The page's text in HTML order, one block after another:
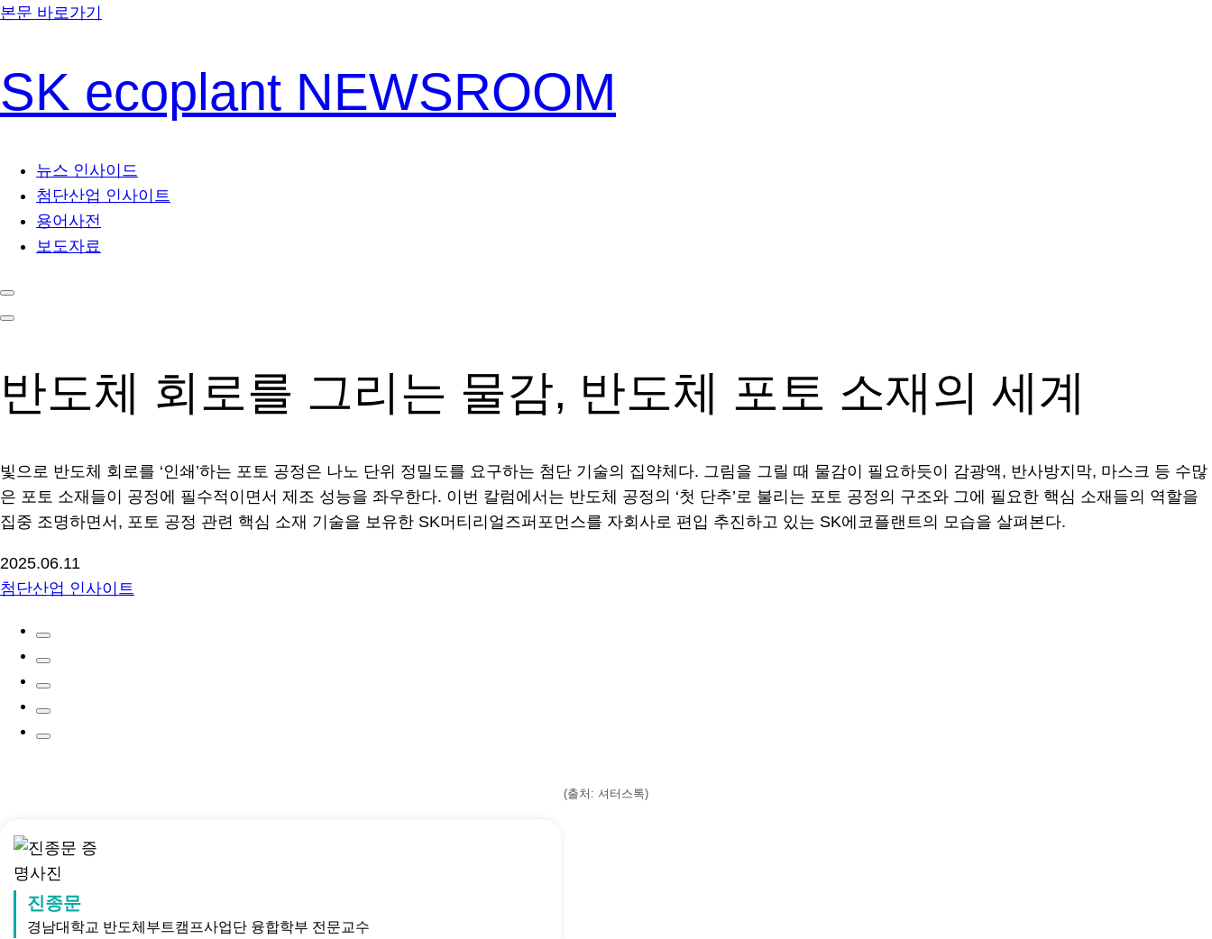
본문 바로가기
SK ecoplant NEWSROOM
뉴스 인사이드
첨단산업 인사이트
용어사전
보도자료
반도체 회로를 그리는 물감, 반도체 포토 소재의 세계
빛으로 반도체 회로를 ‘인쇄’하는 포토 공정은 나노 단위 정밀도를 요구하는 첨단 기술의 집약체다. 그림을 그릴 때 물감이 필요하듯이 감광액, 반사방지막, 마스크 등 수많
은 포토 소재들이 공정에 필수적이면서 제조 성능을 좌우한다. 이번 칼럼에서는 반도체 공정의 ‘첫 단추’로 불리는 포토 공정의 구조와 그에 필요한 핵심 소재들의 역할을
집중 조명하면서, 포토 공정 관련 핵심 소재 기술을 보유한 SK머티리얼즈퍼포먼스를 자회사로 편입 추진하고 있는 SK에코플랜트의 모습을 살펴본다.
2025.06.11
첨단산업 인사이트
(출처: 셔터스톡)
진종문
경남대학교 반도체부트캠프사업단 융합학부 전문교수